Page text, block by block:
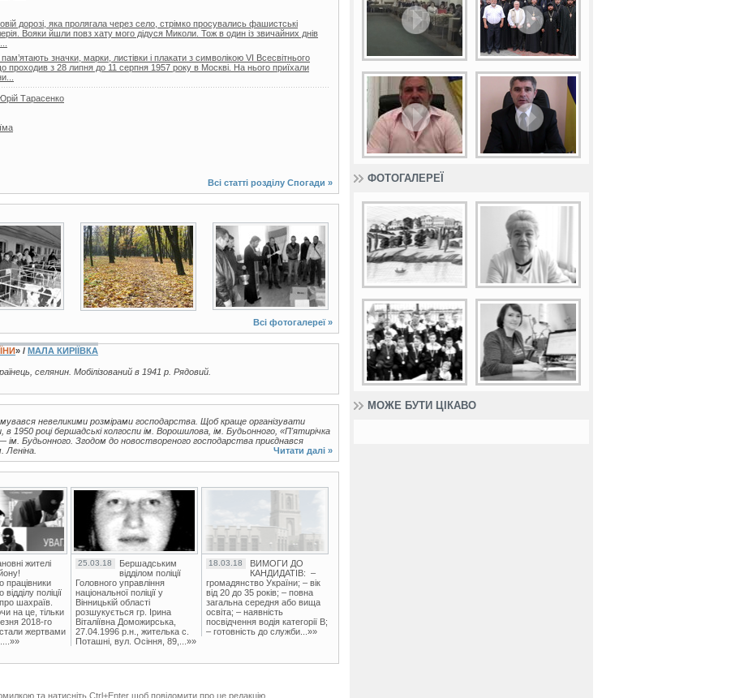
дорозі, яка пролягала через село, стрімко просувались фашистські
Вояки йшли повз хату мого дідуся Миколи. Тож в один із звичайних днів
значки, марки, листівки і плакати з символікою VI Всесвітнього
проходив з 28 липня до 11 серпня 1957 року в Москві. На нього приїхали
Тарасенко
Всі статті розділу Спогади »
9 фото
Всі фотогалереї »
» / МАЛА КИРІЇВКА
селянин. Мобілізований в 1941 р. Рядовий.
невеликими розмірами господарства. Щоб краще організувати
1950 році бершадські колгоспи ім. Ворошилова, ім. Будьонного, «П'ятирічка
ім. Будьонного. Згодом до новоствореного господарства приєднався
Леніна.
Читати далі »
жителі
працівники
поліції
шахраїв.
на це, тільки
2018-го
жертвами
25.03.18
Бершадським
відділом поліції
Головного управління
національної поліції у
Вінницькій області
розшукується гр. Ірина
Віталіївна Доможирська,
27.04.1996 р.н., жителька с.
Поташні, вул. Осіння, 89,...»»
18.03.18
ВИМОГИ ДО
КАНДИДАТІВ: –
громадянство України; – вік
від 20 до 35 років; – повна
загальна середня або вища
освіта; – наявність
посвідчення водія категорії В;
– готовність до служби...»»
та натисніть Ctrl+Enter щоб повідомити про це редакцію
ФОТОГАЛЕРЕЇ
МОЖЕ БУТИ ЦІКАВО